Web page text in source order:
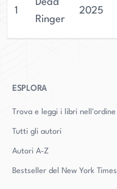
1
Dead
Ringer
2025
ESPLORA
Trova e leggi i libri nell'ordine
Tutti gli autori
Autori A-Z
Bestseller del New York Times